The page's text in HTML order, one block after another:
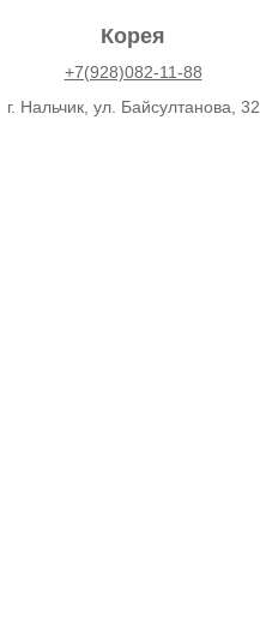
Корея
+7(928)082-11-88
г. Нальчик, ул. Байсултанова, 32